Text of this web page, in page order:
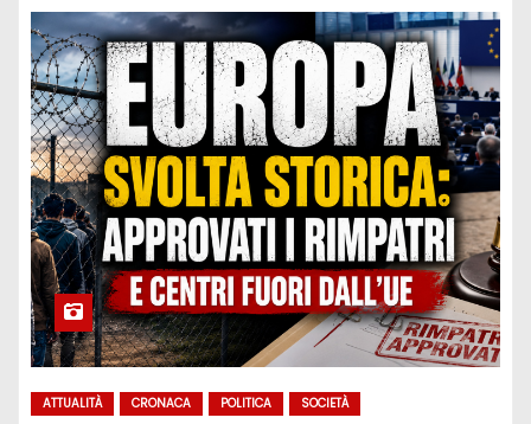
ATTUALITÀ CRONACA POLITICA SOCIETÀ